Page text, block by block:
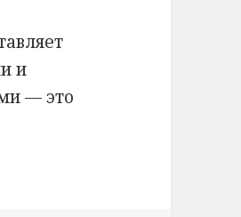
и
— это
земледелии.